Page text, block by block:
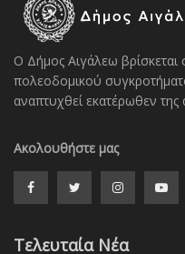
Ο Δήμος Αιγάλεω βρίσκεται
πολεοδομικού
αναπτυχθεί εκατέρωθεν της
Ακολουθήστε μας
Τελευταία Νέα